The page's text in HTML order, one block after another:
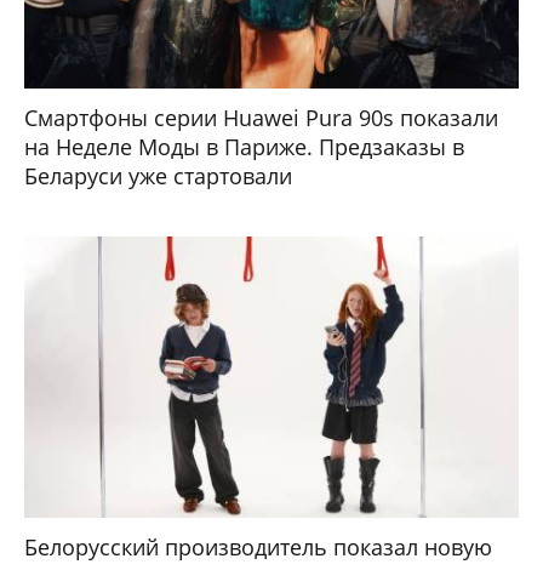
Смартфоны серии Huawei Pura 90s показали
на Неделе Моды в Париже. Предзаказы в
Беларуси уже стартовали
Белорусский производитель показал новую